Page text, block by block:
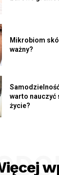
Mikrobiom
ważny?
warto nauczyć
życie?